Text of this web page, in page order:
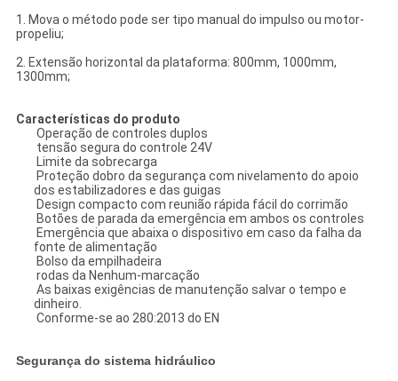
1. Mova o método pode ser tipo manual do impulso ou motor-
propeliu;
2. Extensão horizontal da plataforma: 800mm, 1000mm,
1300mm;
Características do produto
Operação de controles duplos
tensão segura do controle 24V
Limite da sobrecarga
Proteção dobro da segurança com nivelamento do apoio
dos estabilizadores e das guigas
Design compacto com reunião rápida fácil do corrimão
Botões de parada da emergência em ambos os controles
Emergência que abaixa o dispositivo em caso da falha da
fonte de alimentação
Bolso da empilhadeira
rodas da Nenhum-marcação
As baixas exigências de manutenção salvar o tempo e
dinheiro.
Conforme-se ao 280:2013 do EN
Segurança do sistema hidráulico